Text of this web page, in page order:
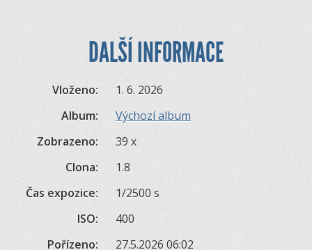
DALŠÍ INFORMACE
Vloženo:
1. 6. 2026
Album:
Výchozí album
Zobrazeno:
39 x
Clona:
1.8
Čas expozice:
1/2500 s
ISO:
400
Pořízeno:
27.5.2026 06:02